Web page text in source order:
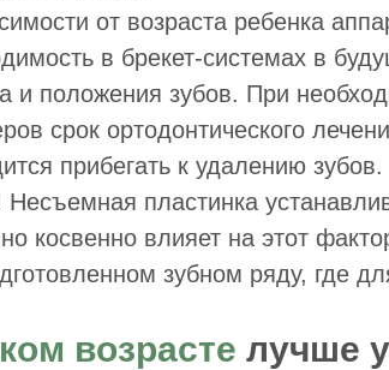
от возраста ребенка
в брекет-системах в
и положения зубов. При
срок ортодонтического
прибегать к удалению зубов.
пластинка
косвенно влияет на этот
зубном ряду, где
возрасте лучше